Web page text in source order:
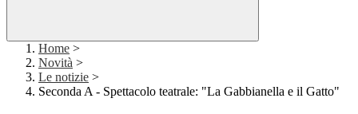
Home >
Novità >
Le notizie >
Seconda A - Spettacolo teatrale: "La Gabbianella e il Gatto"